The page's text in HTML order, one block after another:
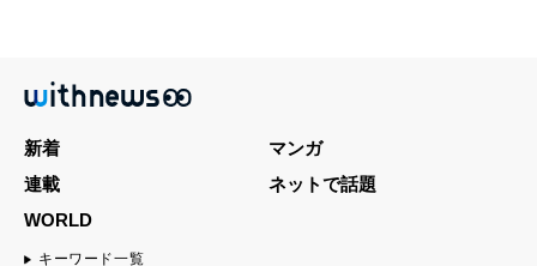
新着
マンガ
連載
ネットで話題
WORLD
キーワード一覧